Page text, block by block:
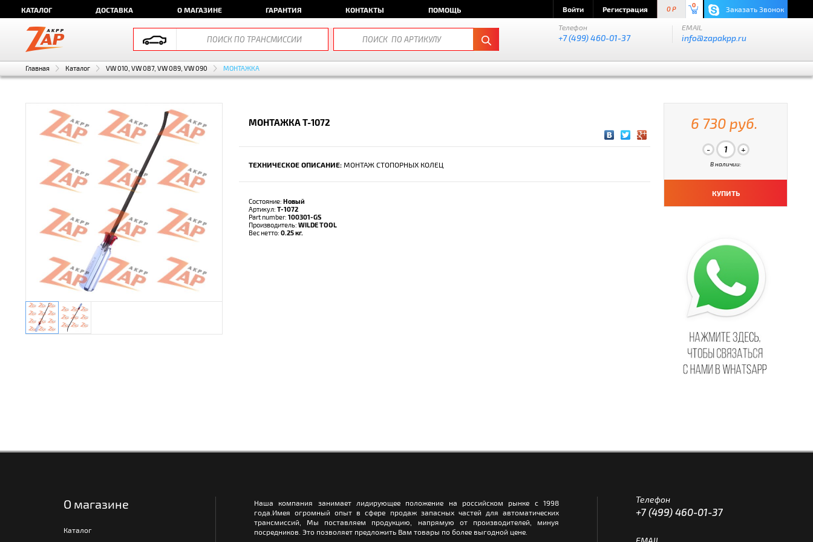
КАТАЛОГ ДОСТАВКА О МАГАЗИНЕ ГАРАНТИЯ КОНТАКТЫ ПОМОЩЬ Войти Регистрация 0 P
0 Заказать Звонок
Телефон
+7 (499) 460-01-37
EMAIL
info@zapakpp.ru
Главная Каталог VW 010, VW 087, VW 089, VW 090 МОНТАЖКА
МОНТАЖКА T-1072
ТЕХНИЧЕСКОЕ ОПИСАНИЕ: МОНТАЖ СТОПОРНЫХ КОЛЕЦ
Состояние: Новый
Артикул: T-1072
Part number: 100301-GS
Производитель: WILDE TOOL
Вес нетто: 0.25 кг.
6 730 руб.
В наличии:
КУПИТЬ
О магазине
Каталог
Наша компания занимает лидирующее положение на российском рынке с 1998
года.Имея огромный опыт в сфере продаж запасных частей для автоматических
трансмиссий, Мы поставляем продукцию, напрямую от производителей, минуя
посредников. Это позволяет предложить Вам товары по более выгодной цене.
Телефон
+7 (499) 460-01-37